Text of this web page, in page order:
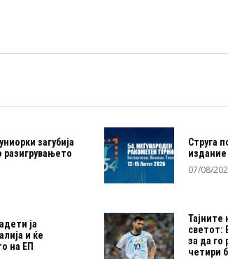
загубија
разигрувањето
Струга
07/08/
ја
и ќе
на ЕП
Тајните
светот:
за да го
четири